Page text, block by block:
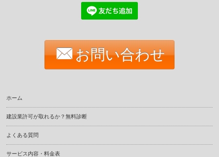
お問い合わせ
ホーム
建設業許可が取れるか？無料診断
よくある質問
サービス内容・料金表